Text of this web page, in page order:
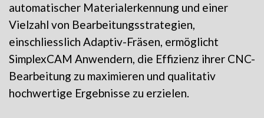
automatischer Materialerkennung und einer
Vielzahl von Bearbeitungsstrategien,
einschliesslich Adaptiv-Fräsen, ermöglicht
SimplexCAM Anwendern, die Effizienz ihrer CNC-
Bearbeitung zu maximieren und qualitativ
hochwertige Ergebnisse zu erzielen.